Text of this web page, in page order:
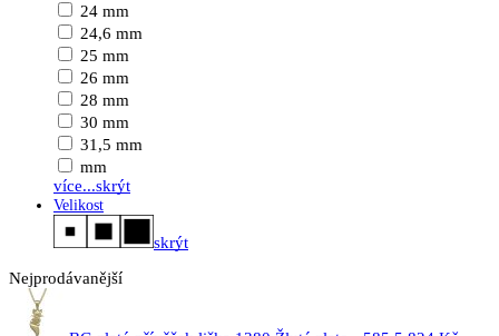
24 mm
24,6 mm
25 mm
26 mm
28 mm
30 mm
31,5 mm
mm
více...skrýt
Velikost
skrýt
Nejprodávanější